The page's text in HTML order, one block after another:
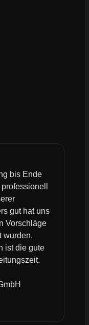
bis Ende
gut hat uns
Vorschläge
wurden.
ist die gute